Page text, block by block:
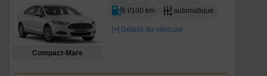
Compact-Mare
6 l/100 km
automatique
[+] Détails du véhicule